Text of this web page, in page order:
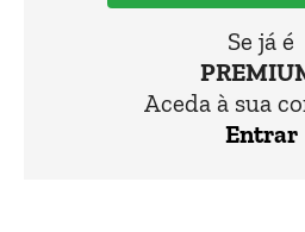
Se já é
Aceda à sua
Entrar